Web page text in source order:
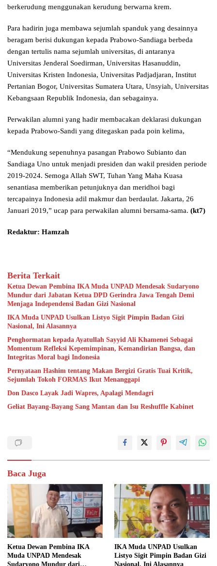
berkerudung menggunakan kerudung berwarna krem.
Para hadirin juga membawa sejumlah spanduk yang desainnya
beragam berisi dukungan kepada Prabowo-Sandiaga berbeda
dengan tertulis nama sejumlah universitas, di antaranya
Universitas Jenderal Soedirman, Universitas Hasanuddin,
Universitas Kristen Indonesia, Universitas Padjadjaran, Institut
Pertanian Bogor, Universitas Sumatera Utara, Unsyiah, Universitas
Kebangsaan Republik Indonesia, dan sebagainya.
Perwakilan alumni yang hadir membacakan deklarasi dukungan
kepada Prabowo-Sandi yang ditegaskan pada poin kelima,
“Mendukung sepenuhnya pasangan Prabowo Subianto dan
Sandiaga Uno untuk menjadi presiden dan wakil presiden periode
2019-2024. Semoga Allah SWT, Tuhan Yang Maha Kuasa
senantiasa memberikan petunjuknya dan meridhoi bagi
tercapainya Indonesia adil makmur dan berdaulat. Jakarta, 26
Januari 2019,” ucap para perwakilan alumni bersama-sama. (kt7)
Redaktur: Hamzah
Berita Terkait
Ketua Dewan Pembina IKA Muda UNPAD Mendesak Sudaryono
Mundur dari Jabatan Ketua DPD Gerindra Jawa Tengah Demi
Menjaga Independensi Badan Gizi Nasional
IKA Muda UNPAD Usulkan Listyo Sigit Pimpin Badan Gizi
Nasional, Ini Alasannya
Penghormatan kepada Ayatullah Sayyid Ali Khamenei Sebagai
Momentum Refleksi Kepemimpinan, Kemandirian Bangsa, dan
Integritas Moral bagi Indonesia
Pernyataan Hashim tentang Makan Bergizi Gratis Tuai Kritik,
Sejumlah Tokoh FORMAS Ikut Menanggapi
Don Dasco Layak Jadi Wapres, Apalagi Mendagri
Geliat Bayang-Bayang Sang Mantan dan Isu Reshuffle Kabinet
Baca Juga
Ketua Dewan Pembina IKA
Muda UNPAD Mendesak
Sudaryono Mundur dari
IKA Muda UNPAD Usulkan
Listyo Sigit Pimpin Badan Gizi
Nasional, Ini Alasannya